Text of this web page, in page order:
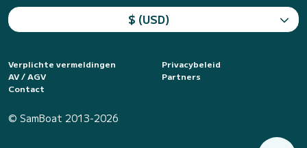
$ (USD)
Verplichte vermeldingen
Privacybeleid
AV / AGV
Partners
Contact
© SamBoat 2013-2026